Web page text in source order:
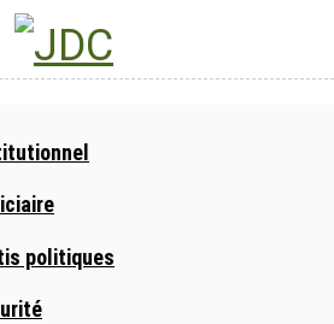
politiques